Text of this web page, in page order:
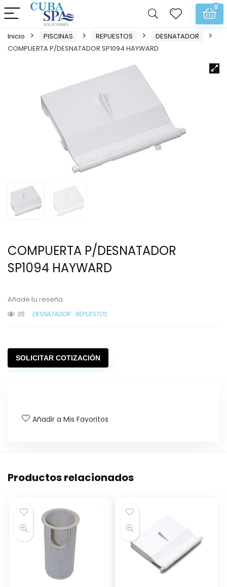
0
Inicio PISCINAS REPUESTOS
DESNATADOR
COMPUERTA P/DESNATADOR SP1094 HAYWARD
COMPUERTA P/DESNATADOR
SP1094 HAYWARD
Añade tu reseña
35
DESNATADOR REPUESTOS
SOLICITAR COTIZACIÓN
Añadir a Mis Favoritos
Productos relacionados